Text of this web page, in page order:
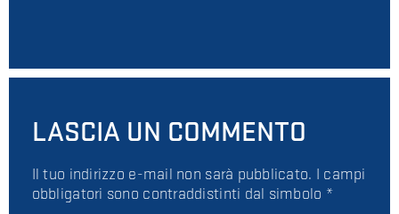
LASCIA UN COMMENTO
Il tuo indirizzo e-mail non sarà pubblicato. I campi
obbligatori sono contraddistinti dal simbolo *